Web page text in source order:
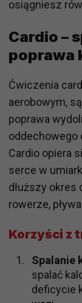
osiągniesz
Cardio –
poprawa
Ćwiczenia
aerobowym,
poprawa
oddechowego
Cardio opiera
serce w
dłuższy okres
rowerze,
Korzyści z
Spalanie
spalać
deficycie